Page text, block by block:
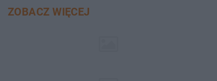
ZOBACZ WIĘCEJ